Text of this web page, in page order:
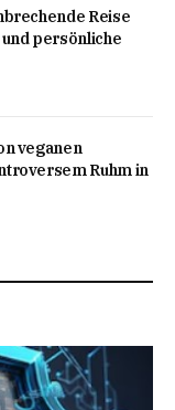
Reise
persönliche
veganen
Ruhm in